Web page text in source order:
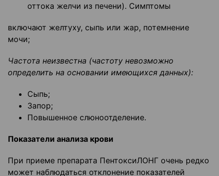
оттока желчи из печени). Симптомы
включают желтуху, сыпь или жар, потемнение
мочи;
Частота неизвестна (частоту невозможно
определить на основании имеющихся данных):
Сыпь;
Запор;
Повышенное слюноотделение.
Показатели анализа крови
При приеме препарата ПентоксиЛОНГ очень редко
может наблюдаться отклонение показателей